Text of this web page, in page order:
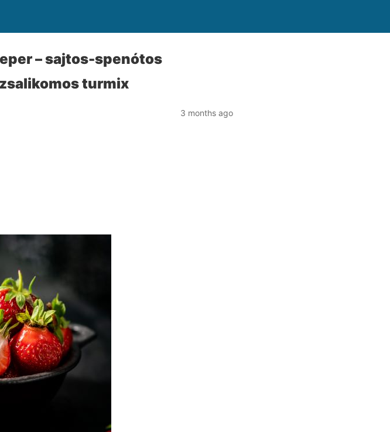
– sajtos-spenótos
turmix
3 months ago